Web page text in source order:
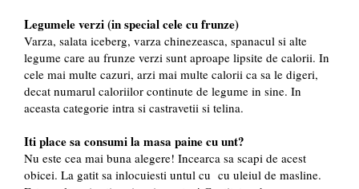
Legumele verzi (in special cele cu frunze)
Varza, salata iceberg, varza chinezeasca, spanacul si alte
legume care au frunze verzi sunt aproape lipsite de calorii. In
cele mai multe cazuri, arzi mai multe calorii ca sa le digeri,
decat numarul caloriilor continute de legume in sine. In
aceasta categorie intra si castravetii si telina.
Iti place sa consumi la masa paine cu unt?
Nu este cea mai buna alegere! Incearca sa scapi de acest
obicei. La gatit sa inlocuiesti untul cu cu uleiul de masline.